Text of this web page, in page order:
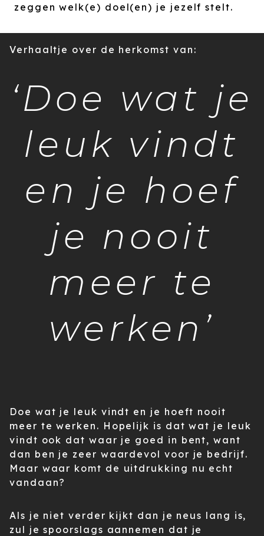
zeggen welk(e) doel(en) je jezelf stelt.
Verhaaltje over de herkomst van:
‘Doe wat je
leuk vindt
en je hoef
je nooit
meer te
werken’
Doe wat je leuk vindt en je hoeft nooit
meer te werken. Hopelijk is dat wat je leuk
vindt ook dat waar je goed in bent, want
dan ben je zeer waardevol voor je bedrijf.
Maar waar komt de uitdrukking nu echt
vandaan?
Als je niet verder kijkt dan je neus lang is,
zul je spoorslags aannemen dat je